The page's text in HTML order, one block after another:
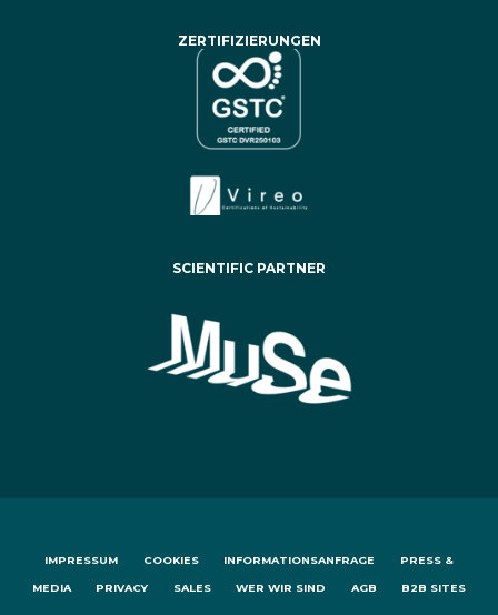
ZERTIFIZIERUNGEN
SCIENTIFIC PARTNER
IMPRESSUM COOKIES INFORMATIONSANFRAGE PRESS &
MEDIA PRIVACY SALES WER WIR SIND AGB B2B SITES